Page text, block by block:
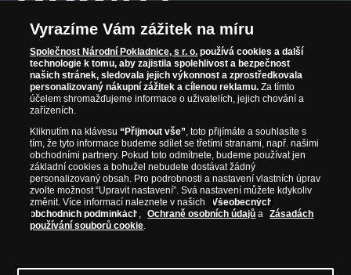
Tel.: 810 100 500E-mail: info@narodnipokladnice.cz, www.narodnipokladnice.cz;
Vyrazíme Vám zážitek na míru
Společnost Národní Pokladnice, s r. o. používá cookies a další
technologie k tomu, aby zajistila spolehlivost a bezpečnost
našich stránek, sledovala jejich výkonnost a zprostředkovala
personalizovaný nákupní zážitek a cílenou reklamu. Za tímto
účelem shromažďujeme informace o uživatelích, jejich chování a
zařízeních.
Kliknutím na klávesu“Přijmout vše”, toto přijímáte a souhlasíte s
tím, že tyto informace budeme sdílet se třetími stranami, např. našimi
obchodními partnery. Pokud toto odmítnete, budeme používat jen
základní cookies a bohužel nebudete dostávat žádný
personalizovaný obsah. Pro podrobnosti a nastavení vlastních úprav
zvolte možnost “Upravit nastavení”. Svá nastavení můžete kdykoliv
změnit. Více informací naleznete v našich
Všeobecných
obchodních podmínkách , Ochraně osobních údajů a
Zásadách
používání souborů cookie.